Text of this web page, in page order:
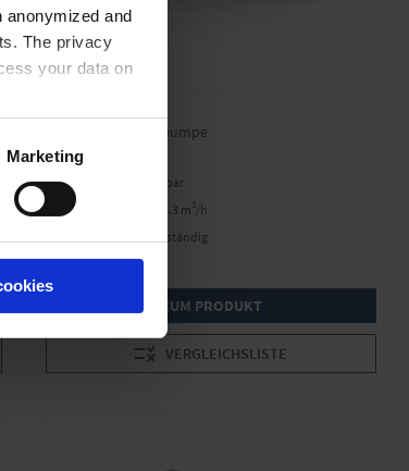
anonymized and
The privacy
your data on
Marketing
Chemie-Membranpumpe
Endvakuum 70 mbar
Saugvermögen 16.3 m 3/h
Ölfrei & chemiebeständig
ZUM PRODUKT
VERGLEICHSLISTE